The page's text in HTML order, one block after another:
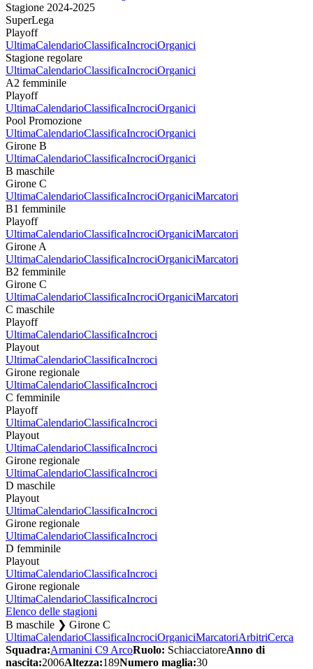
Stagione 2024-2025
SuperLega
Playoff
UltimaCalendarioClassificaIncrociOrganici
Stagione regolare
UltimaCalendarioClassificaIncrociOrganici
A2 femminile
Playoff
UltimaCalendarioClassificaIncrociOrganici
Pool Promozione
UltimaCalendarioClassificaIncrociOrganici
Girone B
UltimaCalendarioClassificaIncrociOrganici
B maschile
Girone C
UltimaCalendarioClassificaIncrociOrganiciMarcatori
B1 femminile
Playoff
UltimaCalendarioClassificaIncrociOrganiciMarcatori
Girone A
UltimaCalendarioClassificaIncrociOrganiciMarcatori
B2 femminile
Girone C
UltimaCalendarioClassificaIncrociOrganiciMarcatori
C maschile
Playoff
UltimaCalendarioClassificaIncroci
Playout
UltimaCalendarioClassificaIncroci
Girone regionale
UltimaCalendarioClassificaIncroci
C femminile
Playoff
UltimaCalendarioClassificaIncroci
Playout
UltimaCalendarioClassificaIncroci
Girone regionale
UltimaCalendarioClassificaIncroci
D maschile
Playout
UltimaCalendarioClassificaIncroci
Girone regionale
UltimaCalendarioClassificaIncroci
D femminile
Playout
UltimaCalendarioClassificaIncroci
Girone regionale
UltimaCalendarioClassificaIncroci
Elenco delle stagioni
B maschile ❯ Girone C
UltimaCalendarioClassificaIncrociOrganiciMarcatoriArbitriCerca
Squadra:Armanini C9 ArcoRuolo: SchiacciatoreAnno di
nascita:2006Altezza:189Numero maglia:30